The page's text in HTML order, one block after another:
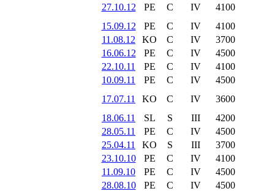
27.10.12
PE C IV 4100
15.09.12
PE C IV 4100
11.08.12
KO C IV 3700
16.06.12
PE C IV 4500
22.10.11
PE C IV 4100
10.09.11
PE C IV 4500
17.07.11
KO C IV 3600
18.06.11
SL S III 4200
28.05.11
PE C IV 4500
25.04.11
KO S III 3700
23.10.10
PE C IV 4100
11.09.10
PE C IV 4500
28.08.10
PE C IV 4500